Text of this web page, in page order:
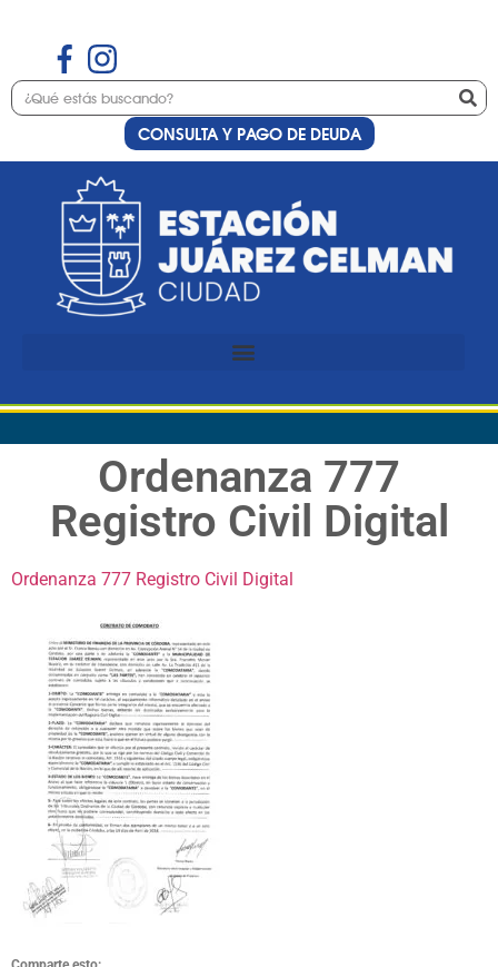
CONSULTA Y PAGO DE DEUDA
Ordenanza 777
Registro Civil Digital
Ordenanza 777 Registro Civil Digital